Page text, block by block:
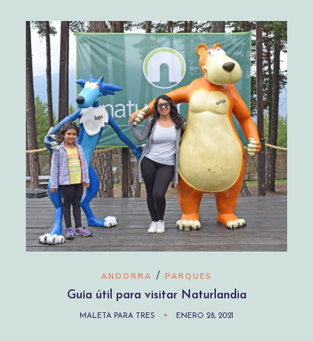
ANDORRA / PARQUES
Guía útil para visitar Naturlandia
MALETA PARA TRES ENERO 28, 2021